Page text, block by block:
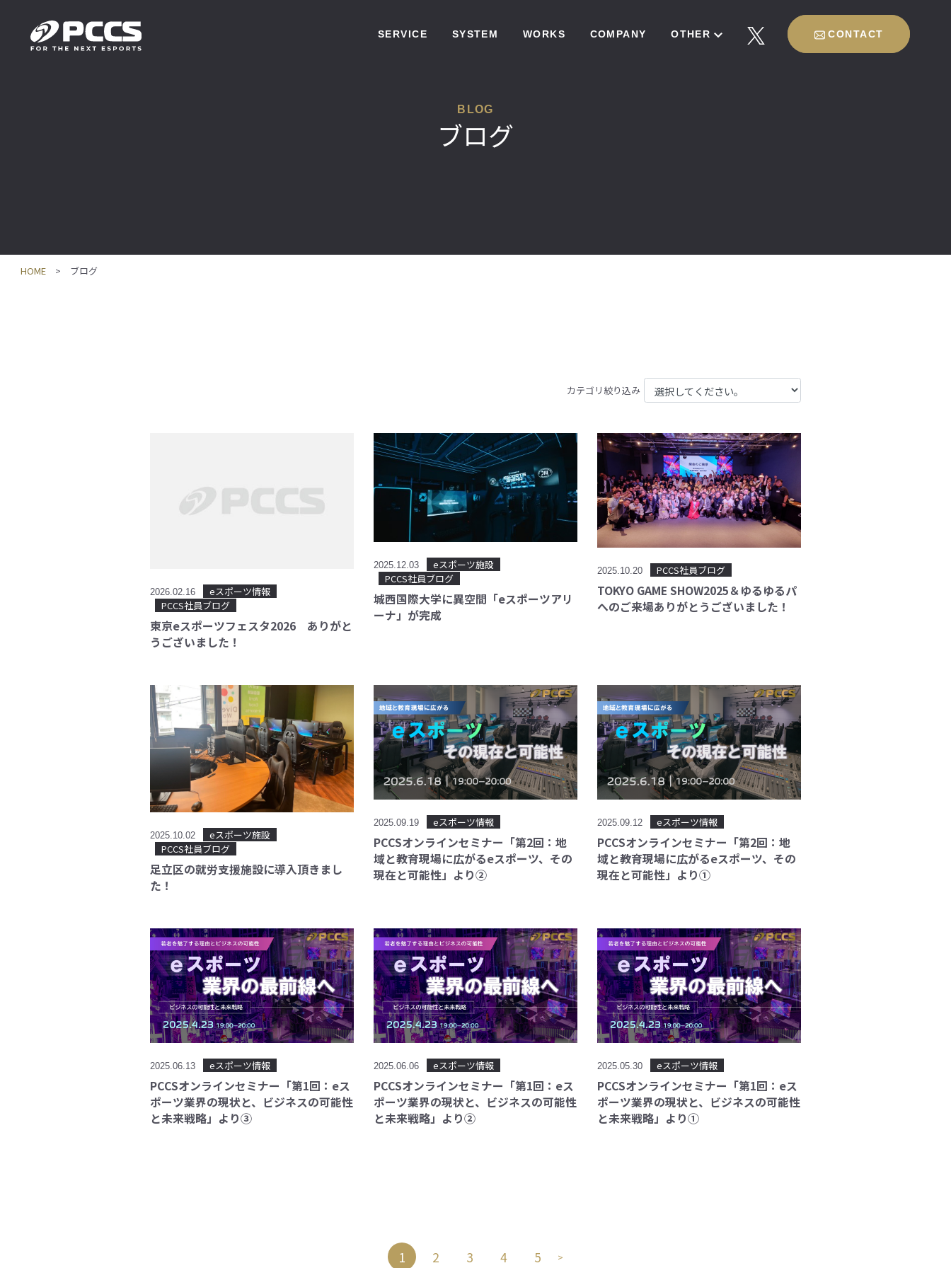
SERVICE SYSTEM WORKS COMPANY OTHER CONTACT
BLOG
ブログ
HOME ブログ
カテゴリ絞り込み
2026.02.16
eスポーツ情報
PCCS社員ブログ
東京eスポーツフェスタ2026 ありがと
うございました！
2025.12.03
eスポーツ施設
PCCS社員ブログ
城西国際大学に異空間「eスポーツアリ
ーナ」が完成
2025.10.20 PCCS社員ブログ
TOKYO GAME SHOW2025＆ゆるゆるパ
へのご来場ありがとうございました！
2025.10.02
eスポーツ施設
PCCS社員ブログ
足立区の就労支援施設に導入頂きまし
た！
2025.09.19 eスポーツ情報
PCCSオンラインセミナー「第2回：地
域と教育現場に広がるeスポーツ、その
現在と可能性」より②
2025.09.12 eスポーツ情報
PCCSオンラインセミナー「第2回：地
域と教育現場に広がるeスポーツ、その
現在と可能性」より①
2025.06.13 eスポーツ情報
PCCSオンラインセミナー「第1回：eス
ポーツ業界の現状と、ビジネスの可能性
と未来戦略」より③
2025.06.06 eスポーツ情報
PCCSオンラインセミナー「第1回：eス
ポーツ業界の現状と、ビジネスの可能性
と未来戦略」より②
2025.05.30 eスポーツ情報
PCCSオンラインセミナー「第1回：eス
ポーツ業界の現状と、ビジネスの可能性
と未来戦略」より①
1 2 3 4 5 >